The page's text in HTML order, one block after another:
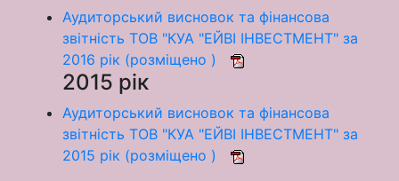
Аудиторський висновок та фінансова
звітність ТОВ "КУА "ЕЙВІ ІНВЕСТМЕНТ" за
2016 рік (розміщено )
2015 рік
Аудиторський висновок та фінансова
звітність ТОВ "КУА "ЕЙВІ ІНВЕСТМЕНТ" за
2015 рік (розміщено )